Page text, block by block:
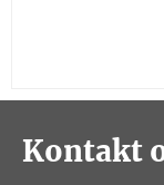
Kontakt